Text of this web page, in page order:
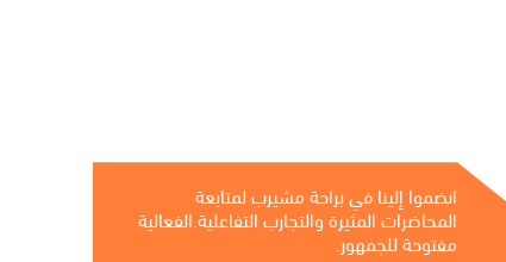
‌انضموا إلينا في براحة مشيرب لمتابعة
المحاضرات المثيرة والتجارب التفاعلية.الفعالية
مفتوحة للجمهور.